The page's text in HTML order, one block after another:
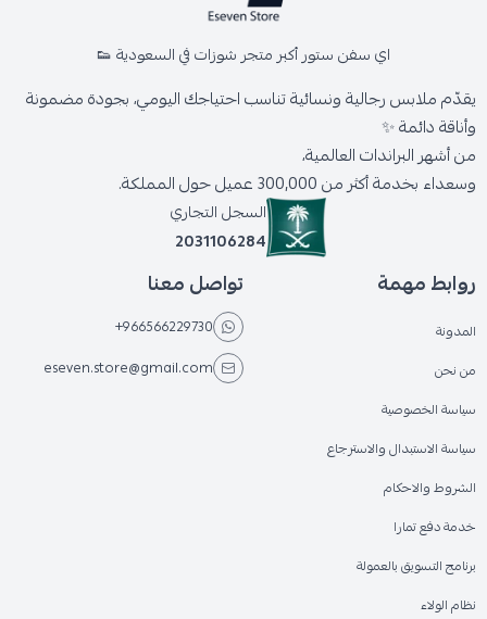
اي سفن ستور أكبر متجر شوزات في السعودية 👟
يقدّم ملابس رجالية ونسائية تناسب احتياجك اليومي، بجودة مضمونة
وأناقة دائمة ✨
من أشهر البراندات العالمية،
وسعداء بخدمة أكثر من 300,000 عميل حول المملكة.
السجل التجاري
2031106284
روابط مهمة
المدونة
من نحن
سياسة الخصوصية
سياسة الاستبدال والاسترجاع
الشروط والاحكام
خدمة دفع تمارا
برنامج التسويق بالعمولة
نظام الولاء
تواصل معنا
+966566229730
eseven.store@gmail.com